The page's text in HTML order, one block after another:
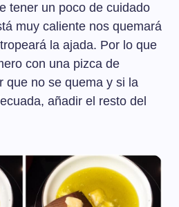
tener un poco de cuidado
muy caliente nos quemará
la ajada. Por lo que
con una pizca de
que no se quema y si la
añadir el resto del